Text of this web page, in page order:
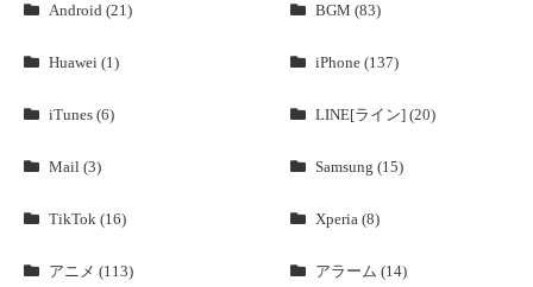
Android (21) BGM (83)
Huawei (1) iPhone (137)
iTunes (6) LINE[ライン] (20)
Mail (3) Samsung (15)
TikTok (16) Xperia (8)
アニメ (113) アラーム (14)